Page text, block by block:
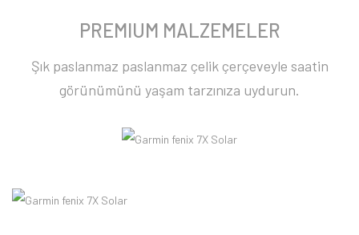
PREMIUM MALZEMELER
Şık paslanmaz paslanmaz çelik çerçeveyle saatin
görünümünü yaşam tarzınıza uydurun.